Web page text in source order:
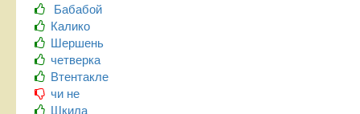
Бабабой
Калико
Шершень
четверка
Втентакле
чи не
Шкила